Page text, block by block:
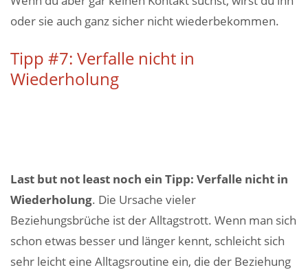
oder sie auch ganz sicher nicht wiederbekommen.
Tipp #7: Verfalle nicht in
Wiederholung
Last but not least noch ein Tipp: Verfalle nicht in
Wiederholung. Die Ursache vieler
Beziehungsbrüche ist der Alltagstrott. Wenn man sich
schon etwas besser und länger kennt, schleicht sich
sehr leicht eine Alltagsroutine ein, die der Beziehung